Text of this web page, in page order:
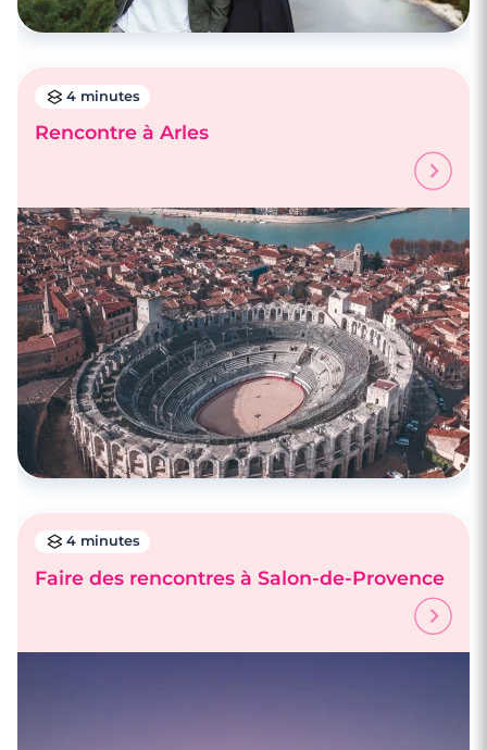
4 minutes
Rencontre à Arles
4 minutes
Faire des rencontres à Salon-de-Provence